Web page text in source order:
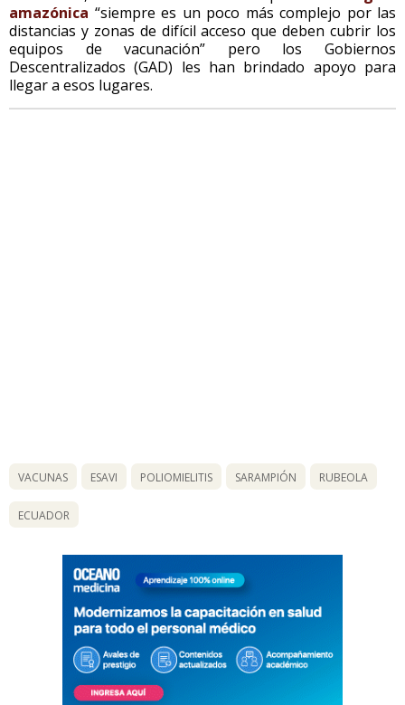
amazónica “siempre es un poco más complejo por las
distancias y zonas de difícil acceso que deben cubrir los
equipos de vacunación” pero los Gobiernos
Descentralizados (GAD) les han brindado apoyo para
llegar a esos lugares.
VACUNAS ESAVI POLIOMIELITIS SARAMPIÓN RUBEOLA
ECUADOR